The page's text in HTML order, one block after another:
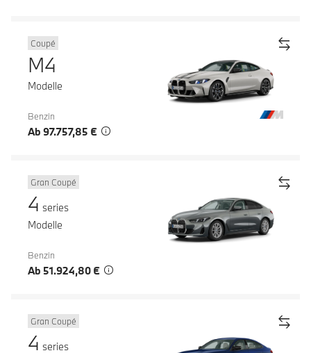
Coupé
M4
Modelle
Benzin
Ab 97.757,85 €
Gran Coupé
4 series
Modelle
Benzin
Ab 51.924,80 €
Gran Coupé
4 series